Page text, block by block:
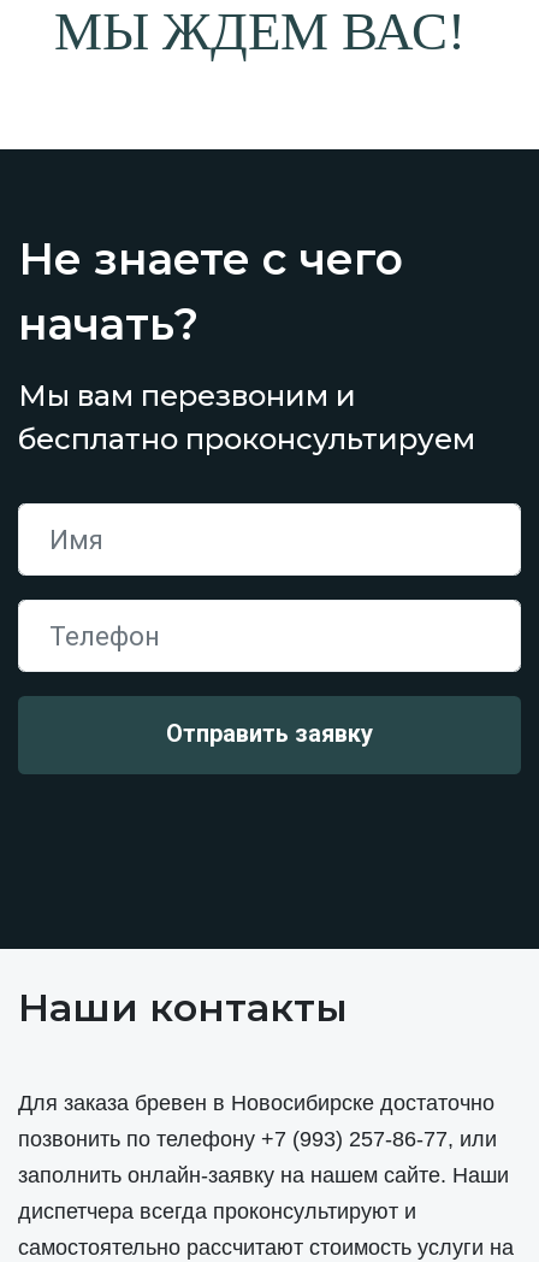
МЫ ЖДЕМ ВАС!
Не знаете с чего
начать?
Мы вам перезвоним и
бесплатно проконсультируем
Наши контакты
Для заказа бревен в Новосибирске достаточно
позвонить по телефону +7 (993) 257-86-77, или
заполнить онлайн-заявку на нашем сайте. Наши
диспетчера всегда проконсультируют и
самостоятельно рассчитают стоимость услуги на